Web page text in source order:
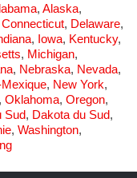
, Alaska,
Connecticut, Delaware,
, Iowa, Kentucky,
, Michigan,
, Nebraska, Nevada,
, New York,
, Oklahoma, Oregon,
Sud, Dakota du Sud,
, Washington,